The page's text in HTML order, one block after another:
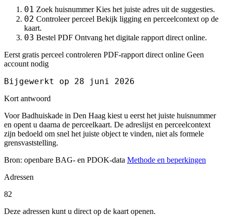
01 Zoek huisnummer Kies het juiste adres uit de suggesties.
02 Controleer perceel Bekijk ligging en perceelcontext op de
kaart.
03 Bestel PDF Ontvang het digitale rapport direct online.
Eerst gratis perceel controleren PDF-rapport direct online Geen
account nodig
Bijgewerkt op 28 juni 2026
Kort antwoord
Voor Badhuiskade in Den Haag kiest u eerst het juiste huisnummer
en opent u daarna de perceelkaart. De adreslijst en perceelcontext
zijn bedoeld om snel het juiste object te vinden, niet als formele
grensvaststelling.
Bron: openbare BAG- en PDOK-data Methode en beperkingen
Adressen
82
Deze adressen kunt u direct op de kaart openen.